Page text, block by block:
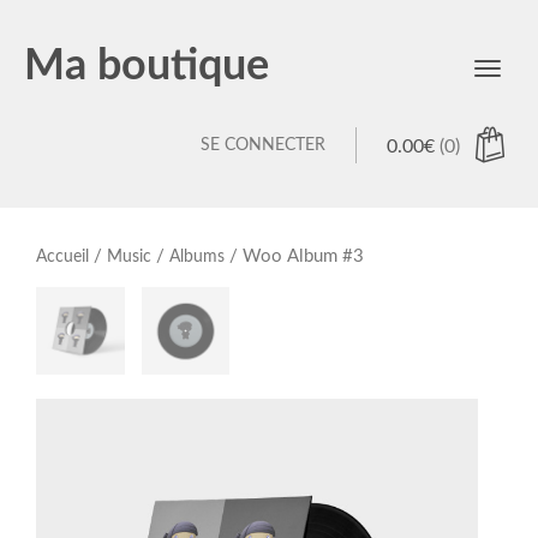
Ma boutique
Toggle
0.00€ (0)
SE CONNECTER
Accueil / Music / Albums / Woo Album #3